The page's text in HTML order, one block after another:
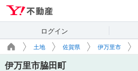
ログイン
土地 佐賀県 伊万里市
伊万里市脇田町